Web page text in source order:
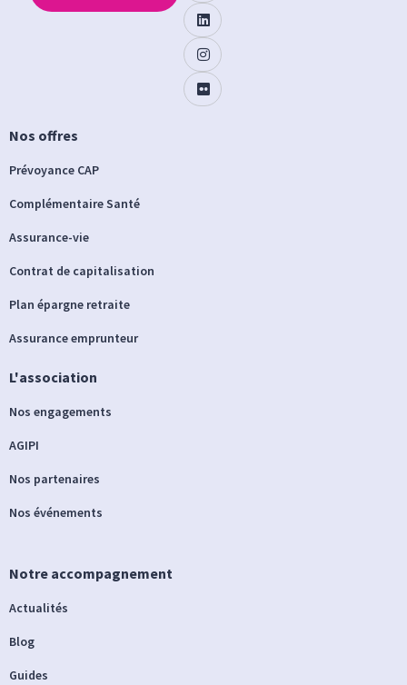
Nos offres
Prévoyance CAP
Complémentaire Santé
Assurance-vie
Contrat de capitalisation
Plan épargne retraite
Assurance emprunteur
L'association
Nos engagements
AGIPI
Nos partenaires
Nos événements
Notre accompagnement
Actualités
Blog
Guides